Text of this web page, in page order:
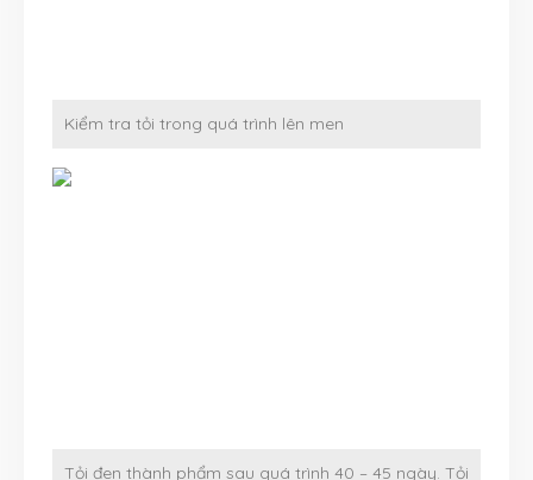
Kiểm tra tỏi trong quá trình lên men
Tỏi đen thành phẩm sau quá trình 40 – 45 ngày. Tỏi